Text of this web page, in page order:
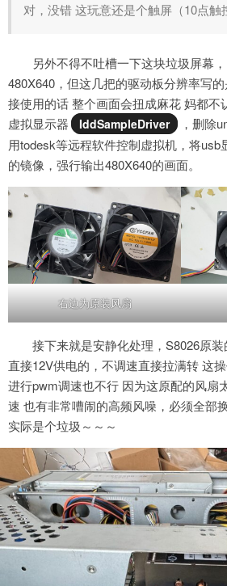
对，没错 这玩意还是个触屏（10点触
另外不得不吐槽一下这块垃圾屏幕
480X640，但这几把的驱动板分辨率写
接使用的话 整个画面会扭成麻花 妈都不
虚拟显示器
IddSampleDriver
，删除
用todesk等远程软件控制虚拟机，将usb
的镜像，强行输出480X640的画面。
右边为原装风扇
接下来就是安静化处理，S8026原
直接12V供电的，不调速直接拉满转 这
进行pwm调速也不行 因为这原配的风扇
速 也有非常嘈闹的高频风噪，必须全部
实际是个垃圾～～～